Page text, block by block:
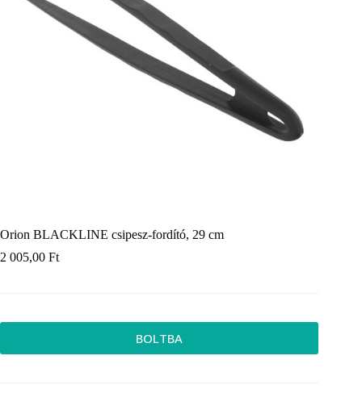
Orion BLACKLINE csipesz-fordító, 29 cm
2 005,00 Ft
BOLTBA